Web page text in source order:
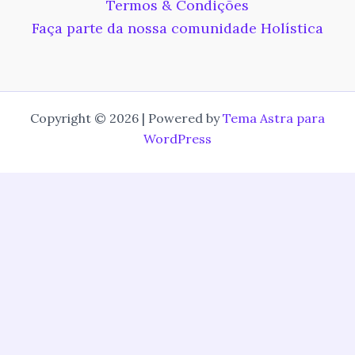
Termos & Condições
Faça parte da nossa comunidade Holística
Copyright © 2026 | Powered byTema Astra para
WordPress